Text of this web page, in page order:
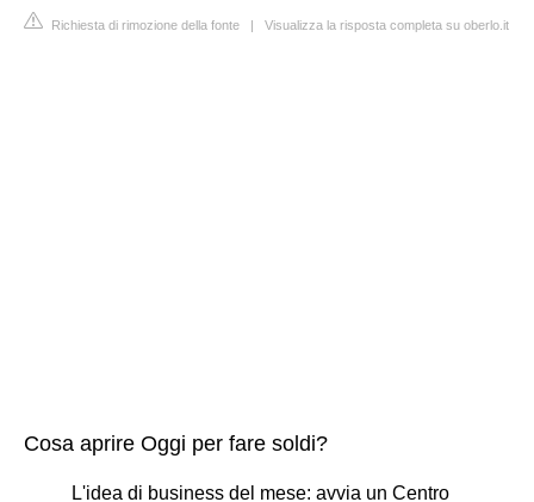
Richiesta di rimozione della fonte | Visualizza la risposta completa su oberlo.it
Cosa aprire Oggi per fare soldi?
L'idea di business del mese: avvia un Centro